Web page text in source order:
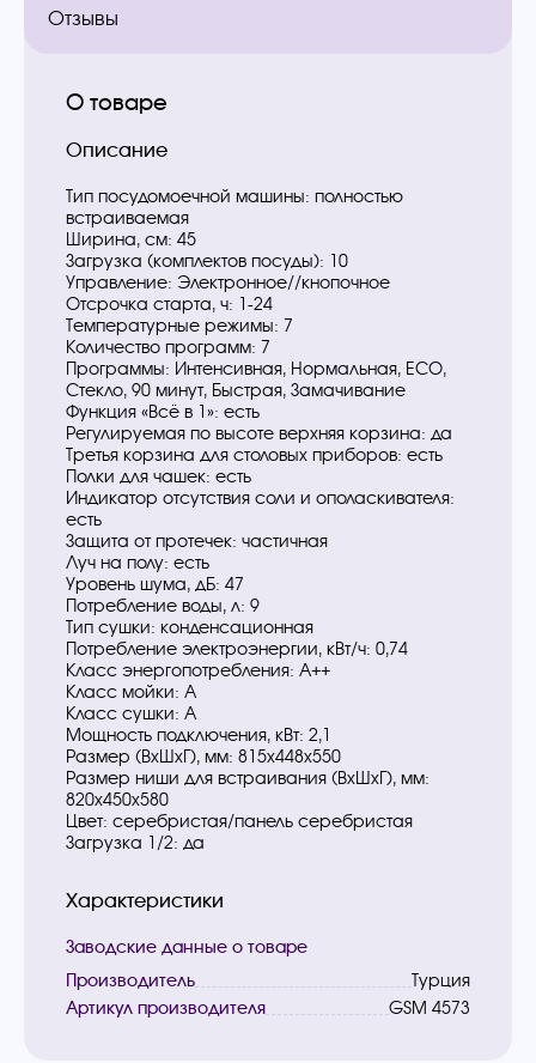
Отзывы
О товаре
Описание
Тип посудомоечной машины: полностью
встраиваемая
Ширина, см: 45
Загрузка (комплектов посуды): 10
Управление: Электронное//кнопочное
Отсрочка старта, ч: 1-24
Температурные режимы: 7
Количество программ: 7
Программы: Интенсивная, Нормальная, ЕСО,
Стекло, 90 минут, Быстрая, Замачивание
Функция «Всё в 1»: есть
Регулируемая по высоте верхняя корзина: да
Третья корзина для столовых приборов: есть
Полки для чашек: есть
Индикатор отсутствия соли и ополаскивателя:
есть
Защита от протечек: частичная
Луч на полу: есть
Уровень шума, дБ: 47
Потребление воды, л: 9
Тип сушки: конденсационная
Потребление электроэнергии, кВт/ч: 0,74
Класс энергопотребления: А++
Класс мойки: А
Класс сушки: А
Мощность подключения, кВт: 2,1
Размер (ВхШхГ), мм: 815х448х550
Размер ниши для встраивания (ВхШхГ), мм:
820х450х580
Цвет: серебристая/панель серебристая
Загрузка 1/2: да
Характеристики
Заводские данные о товаре
Производитель
Турция
Артикул производителя
GSM 4573